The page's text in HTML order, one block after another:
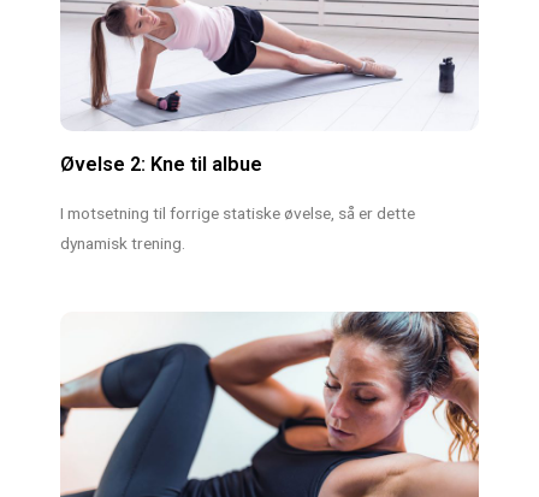
Øvelse 2: Kne til albue
I motsetning til forrige statiske øvelse, så er dette
dynamisk trening.